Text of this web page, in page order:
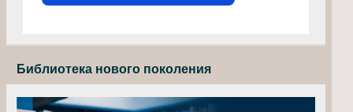
Библиотека нового поколения